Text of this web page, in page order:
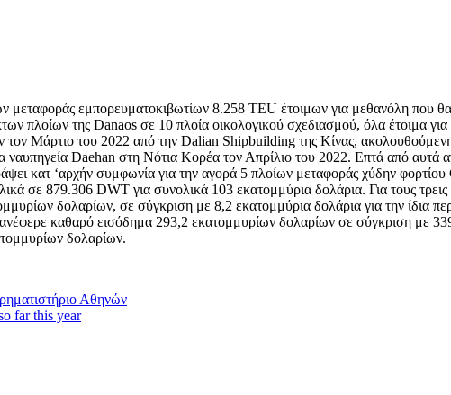
μεταφοράς εμπορευματοκιβωτίων 8.258 TEU έτοιμων για μεθανόλη που
πλοίων της Danaos σε 10 πλοία οικολογικού σχεδιασμού, όλα έτοιμα
Μάρτιο του 2022 από την Dalian Shipbuilding της Κίνας, ακολουθούμενη
ναυπηγεία Daehan στη Νότια Κορέα τον Απρίλιο του 2022. Επτά από αυτά
κατ ‘αρχήν συμφωνία για την αγορά 5 πλοίων μεταφοράς χύδην
σε 879.306 DWT για συνολικά 103 εκατομμύρια δολάρια. Για τους τρεις
δολαρίων, σε σύγκριση με 8,2 εκατομμύρια δολάρια για την ίδια
καθαρό εισόδημα 293,2 εκατομμυρίων δολαρίων σε σύγκριση με
δολαρίων.
Αθηνών
far this year